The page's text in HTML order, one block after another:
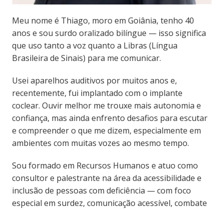
Meu nome é Thiago, moro em Goiânia, tenho 40
anos e sou surdo oralizado bilíngue — isso significa
que uso tanto a voz quanto a Libras (Língua
Brasileira de Sinais) para me comunicar.
Usei aparelhos auditivos por muitos anos e,
recentemente, fui implantado com o implante
coclear. Ouvir melhor me trouxe mais autonomia e
confiança, mas ainda enfrento desafios para escutar
e compreender o que me dizem, especialmente em
ambientes com muitas vozes ao mesmo tempo.
Sou formado em Recursos Humanos e atuo como
consultor e palestrante na área da acessibilidade e
inclusão de pessoas com deficiência — com foco
especial em surdez, comunicação acessível, combate